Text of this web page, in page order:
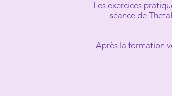
Les exercices
séance de
Après la formation